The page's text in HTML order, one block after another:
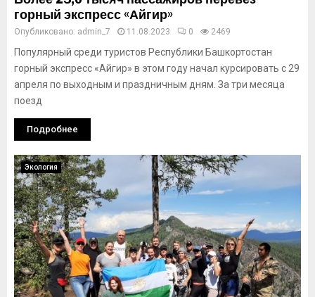
горный экспресс «Айгир»
Опубликовано: admin_7 11.08.2023 0 2469
Популярный среди туристов Республики Башкортостан
горный экспресс «Айгир» в этом году начал курсировать с 29
апреля по выходным и праздничным дням. За три месяца
поезд
Подробнее
Экология